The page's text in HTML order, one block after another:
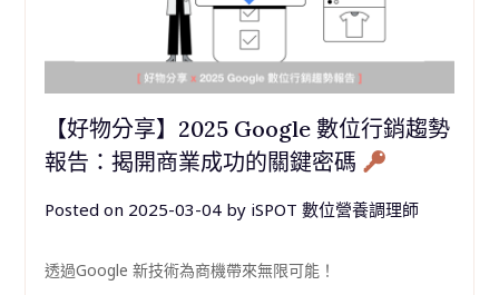
【好物分享】2025 Google 數位行銷趨勢
報告：揭開商業成功的關鍵密碼
Posted on 2025-03-04by iSPOT 數位營養調理師
透過Google 新技術為商機帶來無限可能！